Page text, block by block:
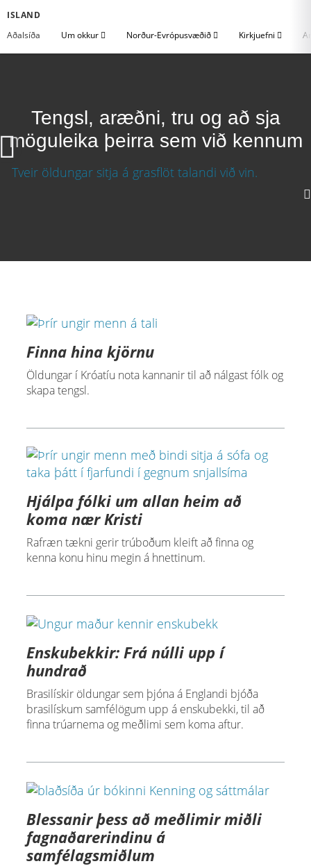
ISLAND
Aðalsíða
Um okkur Norður-Evrópusvæðið Kirkjuefni
Tengsl, aræðni, tru og að sja
möguleika þeirra sem við kennum
Finna hina kjörnu
Öldungar í Króatíu nota kannanir til að nálgast fólk og
skapa tengsl.
Hjálpa fólki um allan heim að
koma nær Kristi
Rafræn tækni gerir trúboðum kleift að finna og
kenna konu hinu megin á hnettinum.
Enskubekkir: Frá núlli upp í
hundrað
Brasilískir öldungar sem þjóna á Englandi bjóða
brasilískum samfélögum upp á enskubekki, til að
finna trúarnema og meðlimi sem koma aftur.
Blessanir þess að meðlimir miðli
fagnaðarerindinu á
samfélagsmiðlum